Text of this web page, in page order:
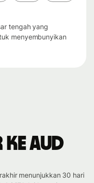
tengah yang
menyembunyikan
ke AUD
menunjukkan 30 hari